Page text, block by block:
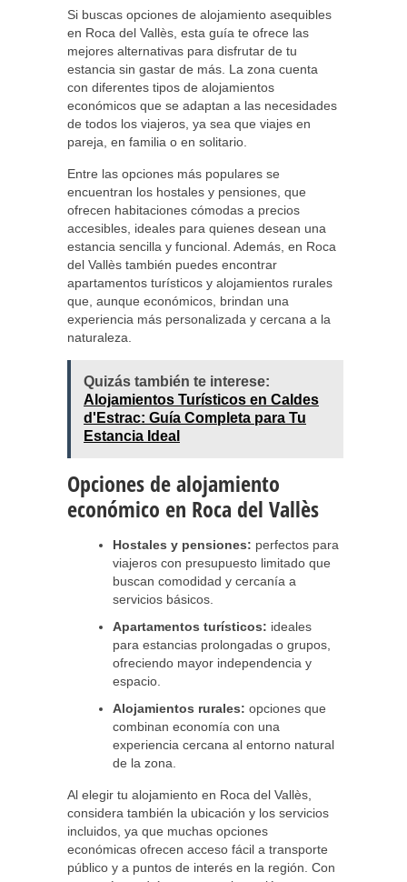
Si buscas opciones de alojamiento asequibles
en Roca del Vallès, esta guía te ofrece las
mejores alternativas para disfrutar de tu
estancia sin gastar de más. La zona cuenta
con diferentes tipos de alojamientos
económicos que se adaptan a las necesidades
de todos los viajeros, ya sea que viajes en
pareja, en familia o en solitario.
Entre las opciones más populares se
encuentran los hostales y pensiones, que
ofrecen habitaciones cómodas a precios
accesibles, ideales para quienes desean una
estancia sencilla y funcional. Además, en Roca
del Vallès también puedes encontrar
apartamentos turísticos y alojamientos rurales
que, aunque económicos, brindan una
experiencia más personalizada y cercana a la
naturaleza.
Quizás también te interese:
Alojamientos Turísticos en Caldes
d'Estrac: Guía Completa para Tu
Estancia Ideal
Opciones de alojamiento
económico en Roca del Vallès
Hostales y pensiones: perfectos para
viajeros con presupuesto limitado que
buscan comodidad y cercanía a
servicios básicos.
Apartamentos turísticos: ideales
para estancias prolongadas o grupos,
ofreciendo mayor independencia y
espacio.
Alojamientos rurales: opciones que
combinan economía con una
experiencia cercana al entorno natural
de la zona.
Al elegir tu alojamiento en Roca del Vallès,
considera también la ubicación y los servicios
incluidos, ya que muchas opciones
económicas ofrecen acceso fácil a transporte
público y a puntos de interés en la región. Con